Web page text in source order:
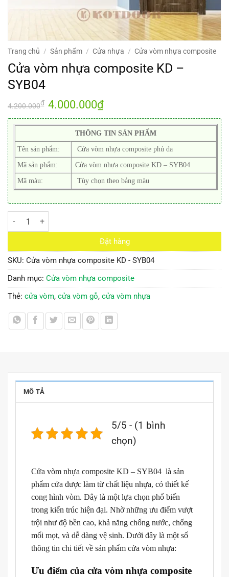
Trang chủ / Sản phẩm / Cửa nhựa / Cửa vòm nhựa composite
Cửa vòm nhựa composite KD –
SYB04
4.200.000₫ Giá
gốc
là:
4.200.000₫.
4.000.000₫Giá
tại
là:
4.000.000₫.
THÔNG TIN SẢN PHẨM
Tên sản phẩm: Cửa vòm nhựa composite phủ da
Mã sản phẩm: Cửa vòm nhựa composite KD – SYB04
Mã màu: Tùy chọn theo bảng màu
Cửa vòm nhựa composite KD - SYB04 số lượng
Đặt hàng
SKU: Cửa vòm nhựa composite KD - SYB04
Danh mục: Cửa vòm nhựa composite
Thẻ: cửa vòm, cửa vòm gỗ, cửa vòm nhựa
MÔ TẢ
5/5 - (1 bình
chọn)
Cửa vòm nhựa composite KD – SYB04 là sản
phẩm cửa được làm từ chất liệu nhựa, có thiết kế
cong hình vòm. Đây là một lựa chọn phổ biến
trong kiến trúc hiện đại. Nhờ những ưu điểm vượt
trội như độ bền cao, khả năng chống nước, chống
mối mọt, và dễ dàng vệ sinh. Dưới đây là một số
thông tin chi tiết về sản phẩm cửa vòm nhựa:
Ưu điểm của cửa vòm nhựa composite